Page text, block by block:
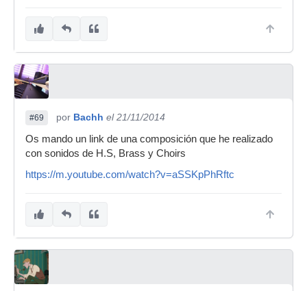
#69 por Bachh el 21/11/2014
Os mando un link de una composición que he realizado
con sonidos de H.S, Brass y Choirs
https://m.youtube.com/watch?v=aSSKpPhRftc